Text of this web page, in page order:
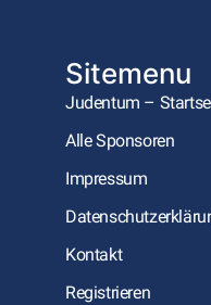
Sitemenu
Judentum –
Alle Sponsoren
Impressum
Kontakt
Registrieren